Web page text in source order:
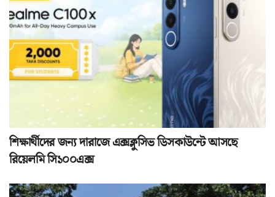
শিক্ষার্থীদের জন্য দারাজে এক্সক্লুসিভ ডিসকাউন্টে আসছে
রিয়েলমি সি১০০এক্স